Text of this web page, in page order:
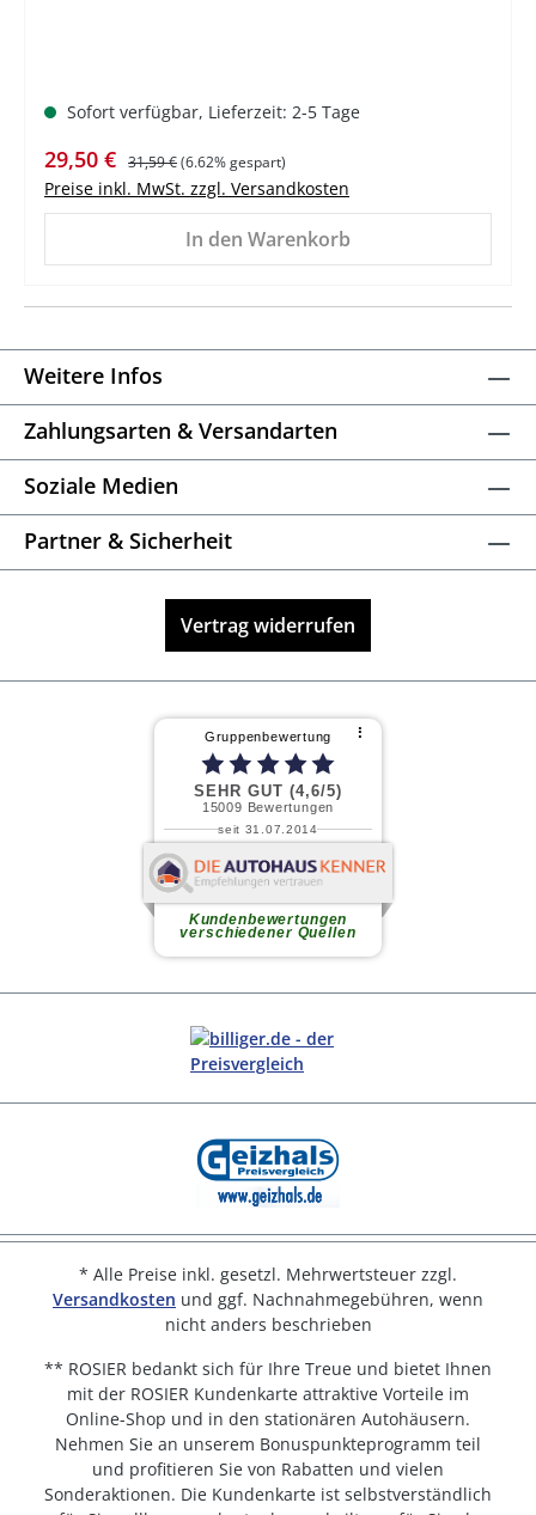
Sofort verfügbar, Lieferzeit: 2-5 Tage
Verkaufspreis:
29,50 € Regulärer Preis:
31,59 €(6.62% gespart)
Preise inkl. MwSt. zzgl. Versandkosten
In den Warenkorb
Weitere Infos
Zahlungsarten & Versandarten
Soziale Medien
Partner & Sicherheit
Vertrag widerrufen
* Alle Preise inkl. gesetzl. Mehrwertsteuer zzgl.
Versandkosten und ggf. Nachnahmegebühren, wenn
nicht anders beschrieben
** ROSIER bedankt sich für Ihre Treue und bietet Ihnen
mit der ROSIER Kundenkarte attraktive Vorteile im
Online-Shop und in den stationären Autohäusern.
Nehmen Sie an unserem Bonuspunkteprogramm teil
und profitieren Sie von Rabatten und vielen
Sonderaktionen. Die Kundenkarte ist selbstverständlich